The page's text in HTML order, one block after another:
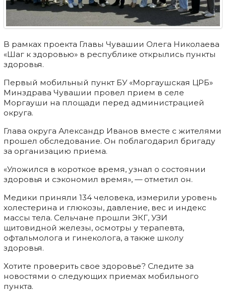
В рамках проекта Главы Чувашии Олега Николаева
«Шаг к здоровью» в республике открылись пункты
здоровья.
Первый мобильный пункт БУ «Моргаушская ЦРБ»
Минздрава Чувашии провел прием в селе
Моргауши на площади перед администрацией
округа.
Глава округа Александр Иванов вместе с жителями
прошел обследование. Он поблагодарил бригаду
за организацию приема.
«Уложился в короткое время, узнал о состоянии
здоровья и сэкономил время», — отметил он.
Медики приняли 134 человека, измерили уровень
холестерина и глюкозы, давление, вес и индекс
массы тела. Сельчане прошли ЭКГ, УЗИ
щитовидной железы, осмотры у терапевта,
офтальмолога и гинеколога, а также школу
здоровья.
Хотите проверить свое здоровье? Следите за
новостями о следующих приемах мобильного
пункта.